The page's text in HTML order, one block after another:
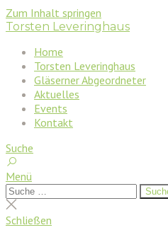
Zum Inhalt springen
Torsten Leveringhaus
Home
Torsten Leveringhaus
Gläserner Abgeordneter
Aktuelles
Events
Kontakt
Suche
Menü
Suchen
nach:
Suche
schließen
Schließen